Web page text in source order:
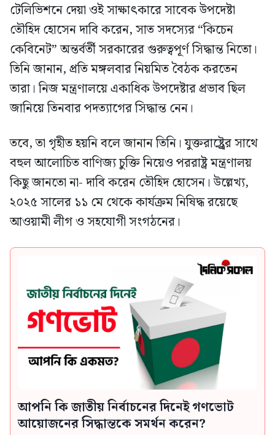
টেলিভিশনে দেয়া ওই সাক্ষাৎকারে সাবেক উপদেষ্টা
তৌহিদ হোসেন দাবি করেন, সাত সদস্যের “কিচেন
কেবিনেট” অন্তর্বর্তী সরকারের গুরুত্বপূর্ণ সিদ্ধান্ত নিতো।
তিনি জানান, প্রতি মঙ্গলবার নিয়মিত বৈঠক করতেন
তারা। নিজ মন্ত্রণালয়ে একাধিক উপদেষ্টার প্রভাব ছিল
জানিয়ে তিনবার পদত্যাগের সিদ্ধান্ত নেন।
তবে, তা গৃহীত হয়নি বলে জানান তিনি। যুক্তরাষ্ট্র্রের সাথে
বহুল আলোচিত বাণিজ্য চুক্তি নিয়েও পররাষ্ট্র মন্ত্রণালয়
কিছু জানতো না- দাবি করেন তৌহিদ হোসেন। উল্লেখ্য,
২০২৫ সালের ১১ মে থেকে কার্যক্রম নিষিদ্ধ রয়েছে
আওয়ামী লীগ ও সহযোগী সংগঠনের।
আপনি কি জাতীয় নির্বাচনের দিনেই গণভোট
আয়োজনের সিদ্ধান্তকে সমর্থন করেন?